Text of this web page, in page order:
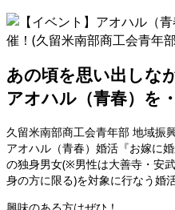
あの頃を思い出しな
アオハル（青春）を
久留米南部商工会青年部 地域振
アオハル（青春）婚活『お嫁に
の独身男女(※男性は大善寺・安
身の方に限る)を対象に行なう婚